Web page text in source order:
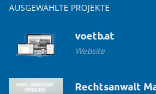
AUSGEWÄHLTE PROJEKTE
voetb.at
Website
Rechtsanwalt